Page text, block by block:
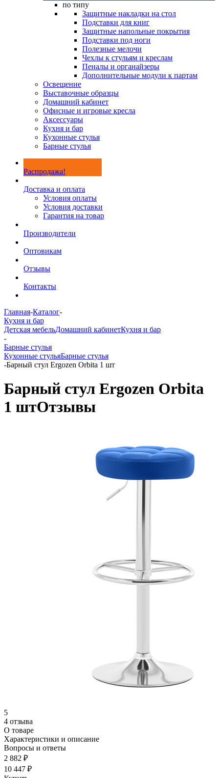
по типу
Защитные накладки на стол
Подставки для книг
Защитные напольные покрытия
Подставки под ноги
Полезные мелочи
Чехлы к стульям и креслам
Пеналы и органайзеры
Дополнительные модули к партам
Освещение
Выставочные образцы
Домашний кабинет
Офисные и игровые кресла
Аксессуары
Кухня и бар
Кухонные стулья
Барные стулья
Распродажа!
Доставка и оплата
Условия оплаты
Условия доставки
Гарантия на товар
Производители
Оптовикам
Отзывы
Контакты
Главная-Каталог-
Кухня и бар
Детская мебельДомашний кабинетКухня и бар
-
Барные стулья
Кухонные стульяБарные стулья
-Барный стул Ergozen Orbita 1 шт
Барный стул Ergozen Orbita
1 штОтзывы
5
4 отзыва
О товаре
Характеристики и описание
Вопросы и ответы
2 882 ₽
10 447 ₽